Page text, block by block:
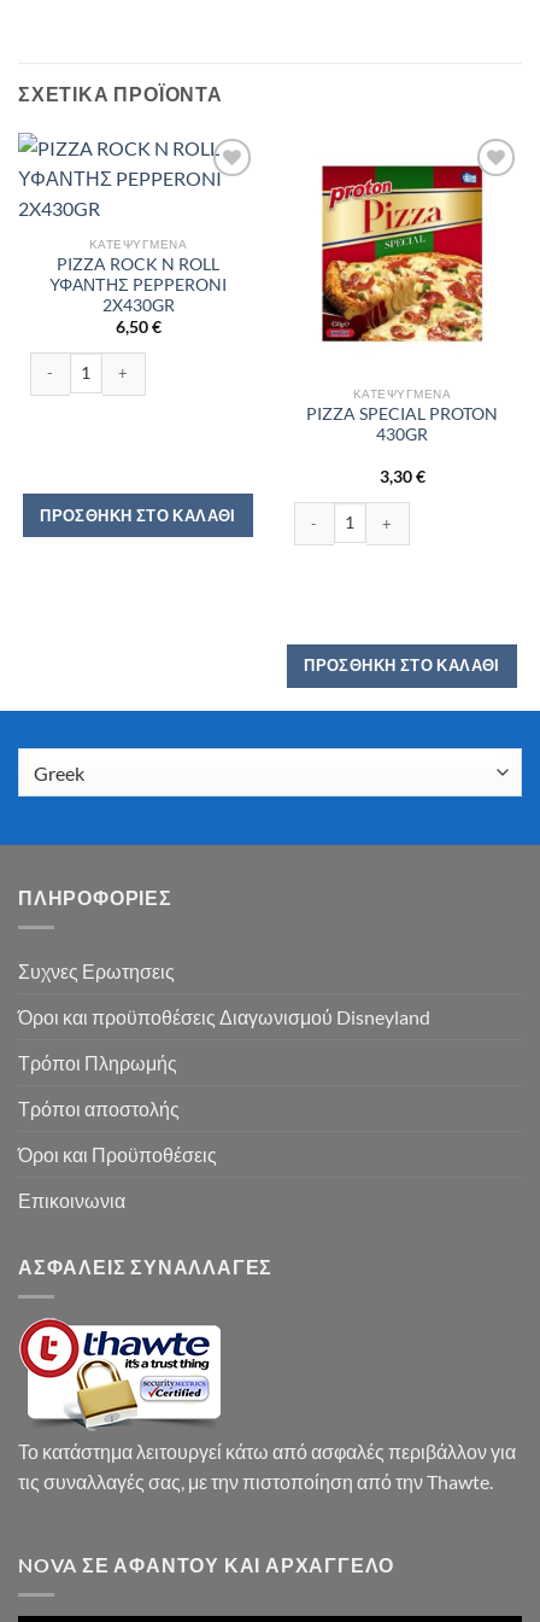
ΣΧΕΤΙΚΆ ΠΡΟΪΌΝΤΑ
ΚΑΤΕΨΥΓΜΈΝΑ
PIZZA ROCK N ROLL
ΥΦΑΝΤΗΣ PEPPERONI
2X430GR
6,50€
ΠΡΟΣΘΉΚΗ ΣΤΟ ΚΑΛΆΘΙ
ΚΑΤΕΨΥΓΜΈΝΑ
PIZZA SPECIAL PROTON
430GR
3,30€
ΠΡΟΣΘΉΚΗ ΣΤΟ ΚΑΛΆΘΙ
ΠΛΗΡΟΦΟΡΙΕΣ
Συχνες Ερωτησεις
Όροι και προϋποθέσεις Διαγωνισμού Disneyland
Τρόποι Πληρωμής
Τρόποι αποστολής
Όροι και Προϋποθέσεις
Επικοινωνια
ΑΣΦΑΛΕΙΣ ΣΥΝΑΛΛΑΓΕΣ
Το κατάστημα λειτουργεί κάτω από ασφαλές περιβάλλον για
τις συναλλαγές σας, με την πιστοποίηση από την Thawte.
NOVA ΣΕ ΑΦΆΝΤΟΥ ΚΑΙ ΑΡΧΆΓΓΕΛΟ